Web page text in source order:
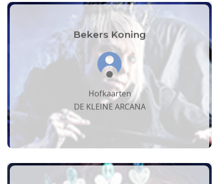
Bekers Koning
Hofkaarten
DE KLEINE ARCANA